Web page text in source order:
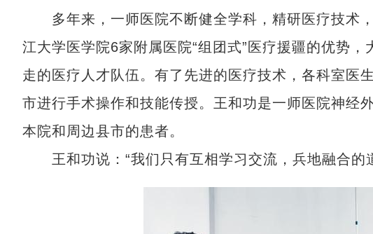
多年来，一师医院不断健全学科，精研医疗技术
江大学医学院6家附属医院“组团式”医疗援疆的优势
走的医疗人才队伍。有了先进的医疗技术，各科室医
市进行手术操作和技能传授。王和功是一师医院神经
本院和周边县市的患者。
王和功说：“我们只有互相学习交流，兵地融合的